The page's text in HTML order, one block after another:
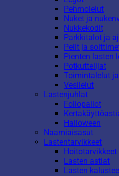
Pehmolelut
Nuket ja
Nukkekodit
Parkkitalot ja
Pelit ja
Pienten lasten
Potkuttelijat
Toimintalelut
Vesilelut
Lastenjuhlat
Foliopallot
Halloween
Naamiaisasut
Lastentarvikkeet
Hoitotarvikkeet
Lasten astiat
Lasten